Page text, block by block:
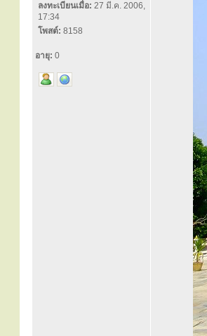
ลงทะเบียนเมื่อ: 27 มี.ค. 2006,
17:34
โพสต์: 8158
อายุ: 0